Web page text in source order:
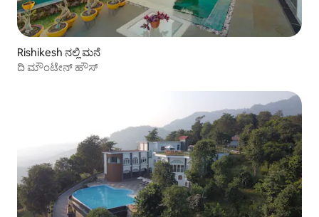
Rishikesh ನಲ್ಲಿ ಮನೆ
ದಿ ಮೌಂಟೇನ್ ಹೌಸ್